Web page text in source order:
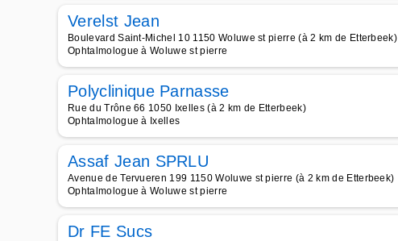
Verelst Jean
Boulevard Saint-Michel 10 1150 Woluwe st pierre (à 2 km de Etterbeek)
Ophtalmologue à Woluwe st pierre
Polyclinique Parnasse
Rue du Trône 66 1050 Ixelles (à 2 km de Etterbeek)
Ophtalmologue à Ixelles
Assaf Jean SPRLU
Avenue de Tervueren 199 1150 Woluwe st pierre (à 2 km de Etterbeek)
Ophtalmologue à Woluwe st pierre
Dr FE Sucs